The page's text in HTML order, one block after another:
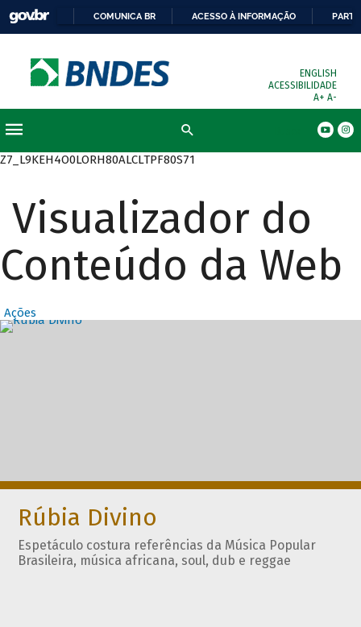
COMUNICA BR ACESSO À INFORMAÇÃO
ENGLISH
ACESSIBILIDADE
A+ A-
Z7_L9KEH4O0LORH80ALCLTPF80S71
Visualizador do
Conteúdo da Web
Ações
Destaques
Rúbia Divino
Espetáculo costura referências da Música Popular
Brasileira, música africana, soul, dub e reggae